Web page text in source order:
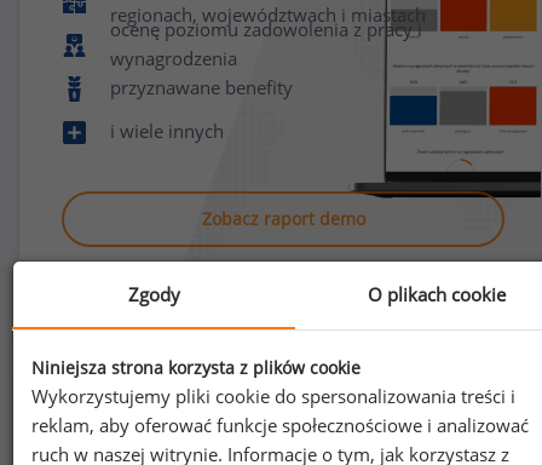
regionach, województwach i miastach
ocenę poziomu zadowolenia z pracy i
wynagrodzenia
przyznawane benefity
i wiele innych
Zobacz raport demo
Jak uzyskać dostęp do raportu?
Zgody O plikach cookie
Niniejsza strona korzysta z plików cookie
Wykorzystujemy pliki cookie do spersonalizowania treści i
reklam, aby oferować funkcje społecznościowe i analizować
ruch w naszej witrynie. Informacje o tym, jak korzystasz z